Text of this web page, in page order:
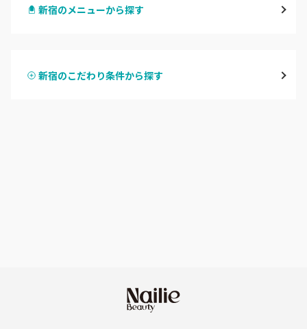
原宿
新宿のメニューから探す
ハンドスカルプ
新宿のこだわり条件から探す